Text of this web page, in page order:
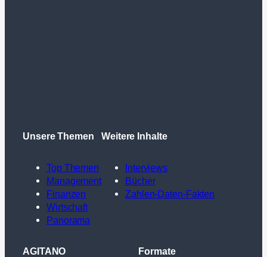
Unsere Themen
Top Themen
Management
Finanzen
Wirtschaft
Panorama
Weitere Inhalte
Interviews
Bücher
Zahlen-Daten-Fakten
AGITANO Formate